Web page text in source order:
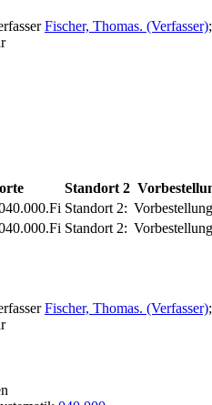
Fischer, Thomas. (Verfasser);
Standort 2
Standort 2:
Standort 2:
Fischer, Thomas. (Verfasser);